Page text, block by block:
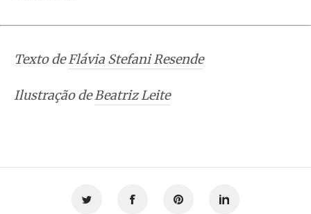
Texto deFlávia Stefani Resende
Ilustração deBeatriz Leite